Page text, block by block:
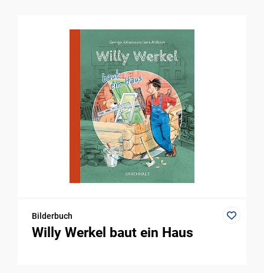
Bilderbuch
Willy Werkel baut ein Haus